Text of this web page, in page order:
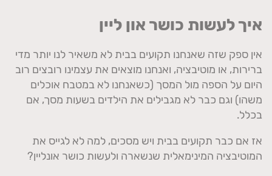
איך לעשות כושר און ליין
אין ספק שזה שאנחנו תקועים בבית לא משאיר לנו יותר מדי
ברירות, או מוטיבציה, ואנחנו מוצאים את עצמינו רובצים רוב
היום על הספה מול המסך (כשאנחנו לא במטבח אוכלים
משהו) וגם כבר לא מגבילים את הילדים בשעות מסך, אם
בכלל.
אז אם כבר תקועים בבית ויש מסכים, למה לא לגייס את
המוטיבציה המינימאלית שנשארה ולעשות כושר אונליין?